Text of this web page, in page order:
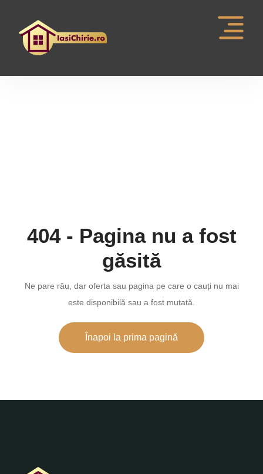
404 - Pagina nu a fost
găsită
Ne pare rău, dar oferta sau pagina pe care o cauți nu mai
este disponibilă sau a fost mutată.
Înapoi la prima pagină